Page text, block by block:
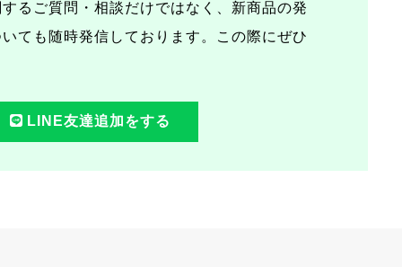
るご質問・相談だけではなく、新商品の発
ても随時発信しております。この際にぜひ
LINE友達追加をする